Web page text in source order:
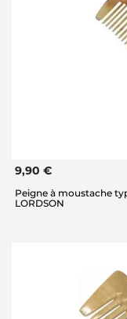
9,90 €
Peigne à moustache
LORDSON